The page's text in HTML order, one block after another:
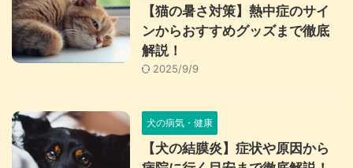
【猫の暑さ対策】熱中症のサイ
ンからおすすめグッズまで徹底
解説！
2025/9/9
犬の病気・健康
【犬の結膜炎】症状や原因から